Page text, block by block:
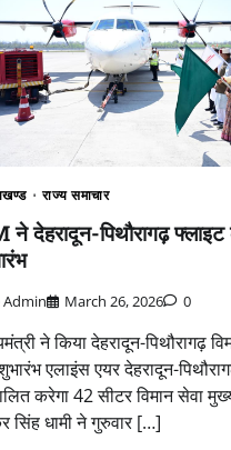
राज्य समाचार
ने देहरादून-पिथौरागढ़ फ्लाइट
Admin March 26, 2026 0
ने किया देहरादून-पिथौरागढ़
एलाइंस एयर देहरादून-
करेगा 42 सीटर विमान सेवा
सिंह धामी ने गुरुवार […]